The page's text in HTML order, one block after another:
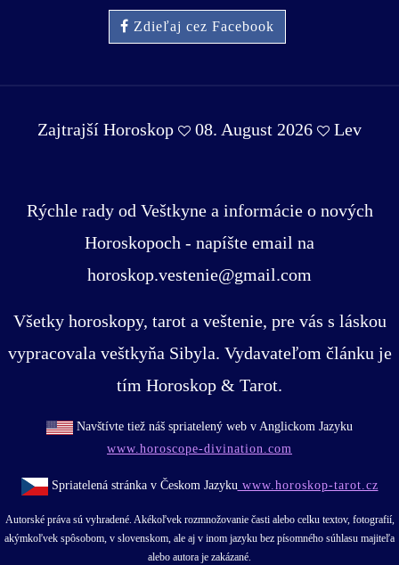
Zdieľaj cez Facebook
Zajtrajší Horoskop 08. August 2026 Lev
Rýchle rady od Veštkyne a informácie o nových
Horoskopoch - napíšte email na
horoskop.vestenie@gmail.com
Všetky horoskopy, tarot a veštenie, pre vás s láskou
vypracovala veštkyňa Sibyla. Vydavateľom článku je
tím Horoskop & Tarot.
Navštívte tiež náš spriatelený web v Anglickom Jazyku
www.horoscope-divination.com
Spriatelená stránka v Českom Jazyku www.horoskop-tarot.cz
Autorské práva sú vyhradené. Akékoľvek rozmnožovanie časti alebo celku textov, fotografií,
akýmkoľvek spôsobom, v slovenskom, ale aj v inom jazyku bez písomného súhlasu majiteľa
alebo autora je zakázané.